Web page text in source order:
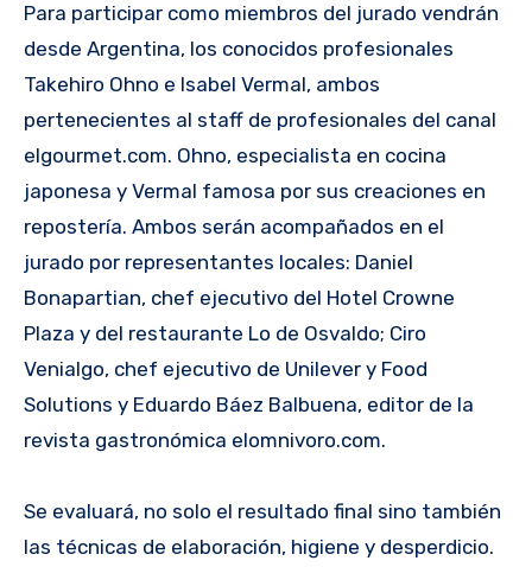
Para participar como miembros del jurado vendrán
desde Argentina, los conocidos profesionales
Takehiro Ohno e Isabel Vermal, ambos
pertenecientes al staff de profesionales del canal
elgourmet.com. Ohno, especialista en cocina
japonesa y Vermal famosa por sus creaciones en
repostería. Ambos serán acompañados en el
jurado por representantes locales: Daniel
Bonapartian, chef ejecutivo del Hotel Crowne
Plaza y del restaurante Lo de Osvaldo; Ciro
Venialgo, chef ejecutivo de Unilever y Food
Solutions y Eduardo Báez Balbuena, editor de la
revista gastronómica elomnivoro.com.
Se evaluará, no solo el resultado final sino también
las técnicas de elaboración, higiene y desperdicio.